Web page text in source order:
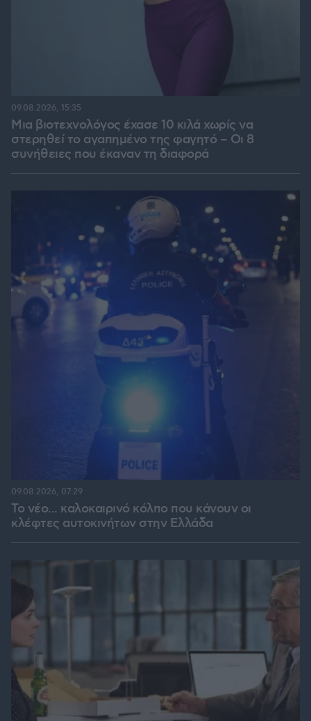
Μια βιοτεχνολόγος έχασε 10 κιλά χωρίς να
στερηθεί το αγαπημένο της φαγητό – Οι 8
συνήθειες που έκαναν τη διαφορά
09.08.2026, 15:35
Το νέο... καλοκαιρινό κόλπο που κάνουν οι
κλέφτες αυτοκινήτων στην Ελλάδα
09.08.2026, 07:29